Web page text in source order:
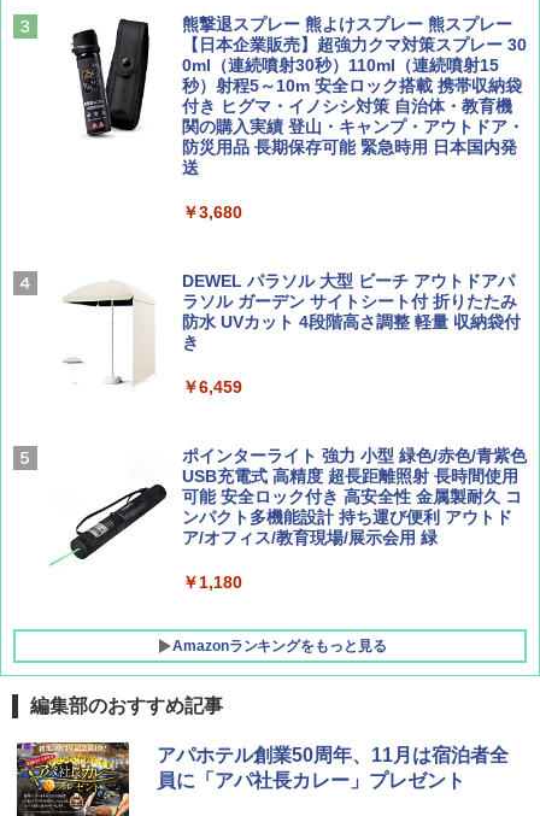
山と溪谷 2026年8月号「南アルプス大全」
￥1,540
AIRLINE（エアライン）2026年9月号【特
BE-PAL(ビ-パル) 2026年 9 月号【特別付録:
SOTO ミニマル"旅"財布 ランダム2種】
￥1,500
A26 地球の歩き方 チェコ ポーランド スロヴ
ァキア 2026～2027 地球の歩き方A ヨーロッ
パ
￥2,277
地球の歩き方 スター・ウォーズ
￥2,695
新しい日本地理 地図・統計・移動から読み
解く (講談社現代新書)
￥1,540
￥4,980
ENDLESS BASE 《めざましテレビで紹介》
テント ワンタッチ RENEW 幅200 2-3人用 43
500002(88859)
広げるだけ パッとサッとテント ブラックコ
ーティング フルクローズ メッシュ 3-4人用
簡単設置 ポップアップテント エクルベージ
ュ(BC仕様) PATC-150B(EB)
￥8,991
Coleman(コールマン) ツーリングドーム/LD
X 2人用 3人用 キャンプ アウトドア フェス
収納 コンパクト 簡単設営 カンガルーテント
ソロキャンプ ソロテント
熊撃退スプレー 熊よけスプレー 熊スプレー
【日本企業販売】超強力クマ対策スプレー 30
0ml（連続噴射30秒）110ml（連続噴射15
秒）射程5～10m 安全ロック搭載 携帯収納袋
付き ヒグマ・イノシシ対策 自治体・教育機
関の購入実績 登山・キャンプ・アウトドア・
防災用品 長期保存可能 緊急時用 日本国内発
送
￥3,680
DEWEL パラソル 大型 ビーチ アウトドアパ
ラソル ガーデン サイトシート付 折りたたみ
防水 UVカット 4段階高さ調整 軽量 収納袋付
き
￥6,459
ポインターライト 強力 小型 緑色/赤色/青紫色
USB充電式 高精度 超長距離照射 長時間使用
可能 安全ロック付き 高安全性 金属製耐久 コ
ンパクト多機能設計 持ち運び便利 アウトド
ア/オフィス/教育現場/展示会用 緑
￥1,180
Amazonランキングをもっと見る
編集部のおすすめ記事
アパホテル創業50周年、11月は宿泊者全
員に「アパ社長カレー」プレゼント